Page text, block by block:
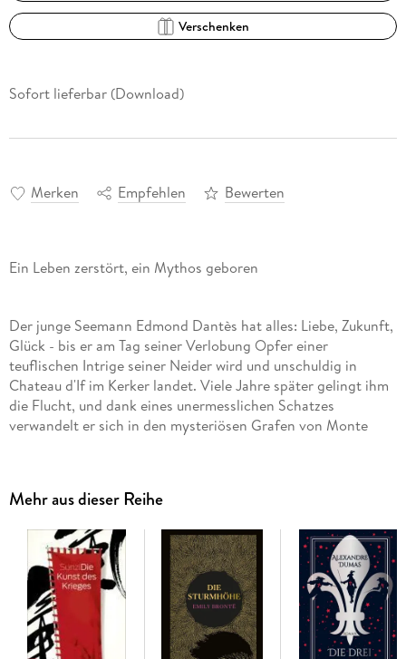
Verschenken
Sofort lieferbar (Download)
Merken Empfehlen Bewerten
Ein Leben zerstört, ein Mythos geboren
Der junge Seemann Edmond Dantès hat alles: Liebe, Zukunft,
Glück - bis er am Tag seiner Verlobung Opfer einer
teuflischen Intrige seiner Neider wird und unschuldig in
Chateau d'If im Kerker landet. Viele Jahre später gelingt ihm
die Flucht, und dank eines unermesslichen Schatzes
verwandelt er sich in den mysteriösen Grafen von Monte
Mehr aus dieser Reihe